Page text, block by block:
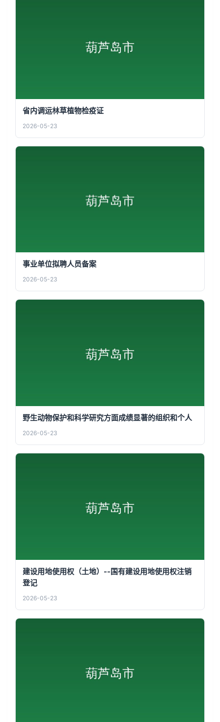
省内调运林草植物检疫证
2026-05-23
事业单位拟聘人员备案
2026-05-23
野生动物保护和科学研究方面成绩显著的组织和个人
2026-05-23
建设用地使用权（土地）--国有建设用地使用权注销
登记
2026-05-23